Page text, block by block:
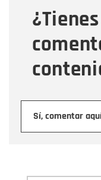
Sí, comentar
Mensaje